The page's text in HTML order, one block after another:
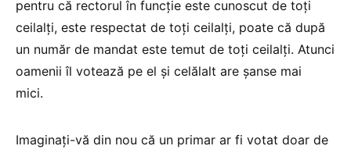
pentru că rectorul în funcție este cunoscut de toți
ceilalți, este respectat de toți ceilalți, poate că după
un număr de mandat este temut de toți ceilalți. Atunci
oamenii îl votează pe el și celălalt are șanse mai
mici.
Imaginați-vă din nou că un primar ar fi votat doar de